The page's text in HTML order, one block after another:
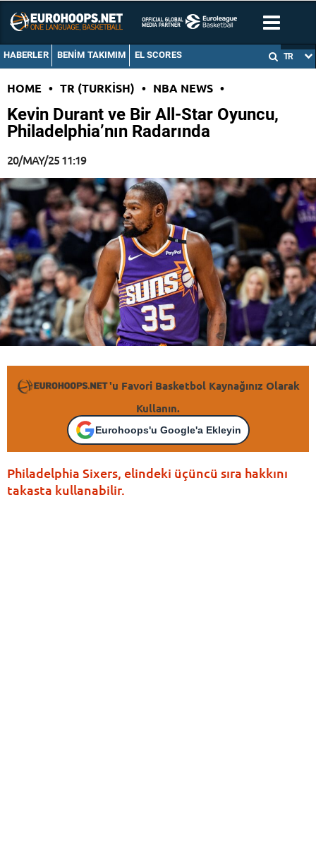
HABERLER BENIM TAKIMIM EL SCORES TR
HOME • TR (TURKISH) • NBA NEWS •
Kevin Durant ve Bir All-Star Oyuncu,
Philadelphia’nın Radarında
20/MAY/25 11:19
'u Favori Basketbol Kaynağınız Olarak
Kullanın.
Eurohoops'u Google'a Ekleyin
Philadelphia Sixers, elindeki üçüncü sıra hakkını
takasta kullanabilir.